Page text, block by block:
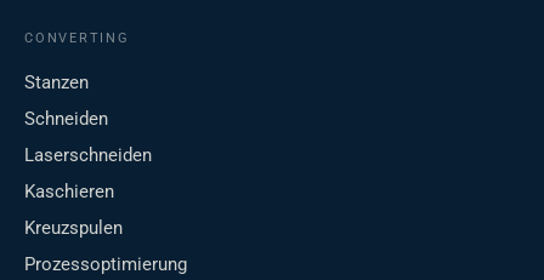
CONVERTING
Stanzen
Schneiden
Laserschneiden
Kaschieren
Kreuzspulen
Prozessoptimierung